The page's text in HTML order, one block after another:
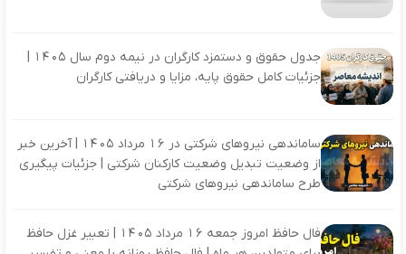
جدول حقوق و دستمزد کارگران در نیمه دوم سال 1405 |
جزئیات کامل حقوق پایه، مزایا و دریافتی کارگران
ساماندهی نیروهای شرکتی در 16 مرداد 1405 | آخرین خبر
از وضعیت تبدیل وضعیت کارکنان شرکتی | جزئیات پیگیری
طرح ساماندهی نیروهای شرکتی
فال حافظ امروز جمعه 16 مرداد 1405 | تعبیر غزل حافظ